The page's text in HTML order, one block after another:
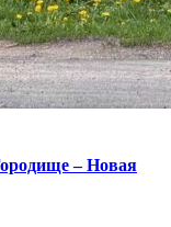
– Новая